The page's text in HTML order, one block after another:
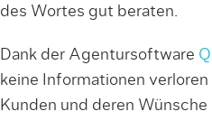
des Wortes gut beraten.
Dank der Agentursoftware
keine Informationen
Kunden und deren